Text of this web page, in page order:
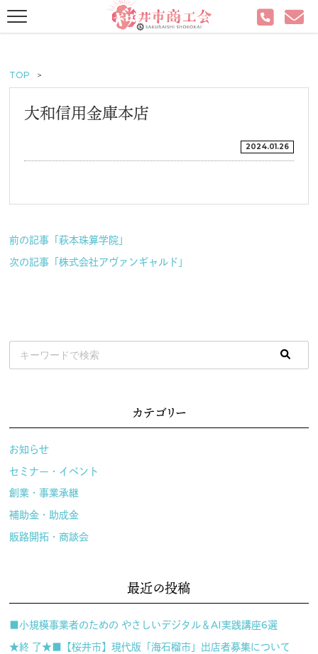
TOP
大和信用金庫本店
2024.01.26
前の記事「萩本珠算学院」
次の記事「株式会社アヴァンギャルド」
カテゴリー
お知らせ
セミナー・イベント
創業・事業承継
補助金・助成金
販路開拓・商談会
最近の投稿
■小規模事業者のための やさしいデジタル＆AI実践講座6選
★終 了★■【桜井市】現代版「海石榴市」出店者募集について